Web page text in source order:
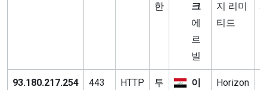
한
크
에
르
빌
지 리미
티드
93.180.217.254 443 HTTP
투
이
Horizon